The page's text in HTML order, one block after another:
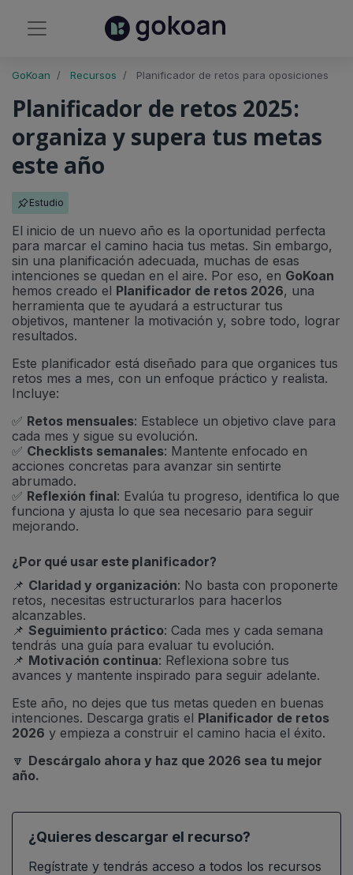
GoKoan Recursos Planificador de retos para oposiciones
Planificador de retos 2025:
organiza y supera tus metas
este año
Estudio
El inicio de un nuevo año es la oportunidad perfecta
para marcar el camino hacia tus metas. Sin embargo,
sin una planificación adecuada, muchas de esas
intenciones se quedan en el aire. Por eso, en GoKoan
hemos creado el Planificador de retos 2026, una
herramienta que te ayudará a estructurar tus
objetivos, mantener la motivación y, sobre todo, lograr
resultados.
Este planificador está diseñado para que organices tus
retos mes a mes, con un enfoque práctico y realista.
Incluye:
✅ Retos mensuales: Establece un objetivo clave para
cada mes y sigue su evolución.
✅ Checklists semanales: Mantente enfocado en
acciones concretas para avanzar sin sentirte
abrumado.
✅ Reflexión final: Evalúa tu progreso, identifica lo que
funciona y ajusta lo que sea necesario para seguir
mejorando.
¿Por qué usar este planificador?
📌 Claridad y organización: No basta con proponerte
retos, necesitas estructurarlos para hacerlos
alcanzables.
📌 Seguimiento práctico: Cada mes y cada semana
tendrás una guía para evaluar tu evolución.
📌 Motivación continua: Reflexiona sobre tus
avances y mantente inspirado para seguir adelante.
Este año, no dejes que tus metas queden en buenas
intenciones. Descarga gratis el Planificador de retos
2026 y empieza a construir el camino hacia el éxito.
🔽 Descárgalo ahora y haz que 2026 sea tu mejor
año.
¿Quieres descargar el recurso?
Regístrate y tendrás acceso a todos los recursos